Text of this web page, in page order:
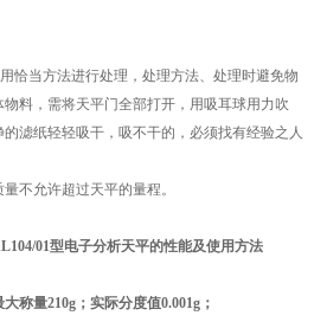
恰当方法进行处理，处理方法、处理时避免物
料，需将天平门全部打开，用吸耳球用力吹
滤纸轻轻吸干，吸不干的，必须找有经验之人
不允许超过天平的量程。
01型电子分析天平的性能及使用方法
称量210g；实际分度值0.001g；